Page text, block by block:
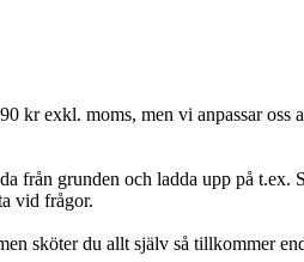
kr exkl. moms, men vi anpassar
från grunden och ladda upp på
vid frågor.
sköter du allt själv så tillkommer